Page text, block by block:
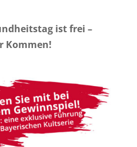
ist frei –
Kommen!